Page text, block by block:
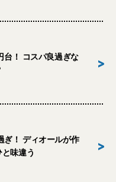
台！ コスパ良過ぎな
>
ぎ！ ディオールが作
味違う
>